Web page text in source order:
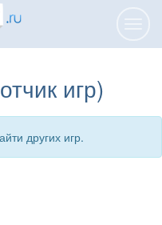
игр)
других игр.